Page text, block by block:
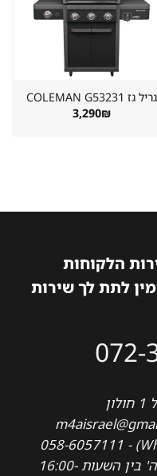
שמור
מוצר
גריל גז ⁦COLEMAN G53231⁩
3,290₪
הלקוחות
לתת לך שירות
א'-ה' בין השעות 16:00-